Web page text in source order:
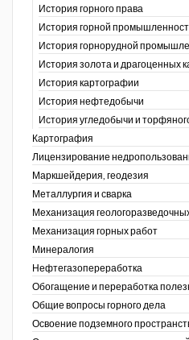
История горного права
История горной
История горнорудной
История золота и драгоценных
История картографии
История нефтедобычи
История угледобычи и
Картография
Лицензирование
Маркшейдерия, геодезия
Металлургия и сварка
Механизация
Механизация горных работ
Минералогия
Нефтегазопереработка
Обогащение и переработка
Общие вопросы горного дела
Освоение подземного